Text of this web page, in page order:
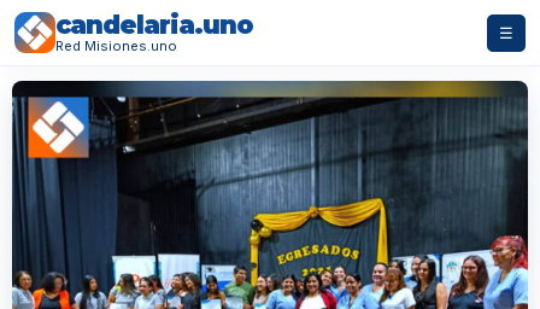
candelaria.uno
Red Misiones.uno
☰